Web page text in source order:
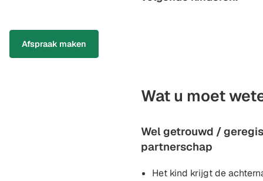
Afspraak maken
Wat u moet
Wel getrouwd /
partnerschap
Het kind krijgt de